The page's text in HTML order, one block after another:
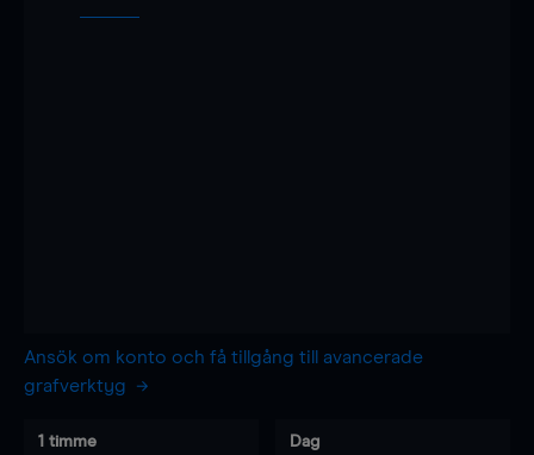
Ansök om konto och få tillgång till avancerade
grafverktyg
1 timme Dag